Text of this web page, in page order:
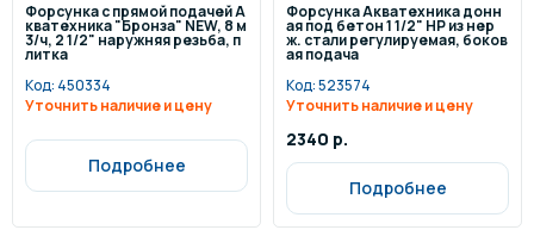
Форсунка с прямой подачей А
кватехника "Бронза" NEW, 8 м
3/ч, 2 1/2" наружняя резьба, п
литка
Код: 450334
Уточнить наличие и цену
Подробнее
Форсунка Акватехника донн
ая под бетон 1 1/2" НР из нер
ж. стали регулируемая, боков
ая подача
Код:523574
Уточнить наличие и цену
2340 р.
Подробнее